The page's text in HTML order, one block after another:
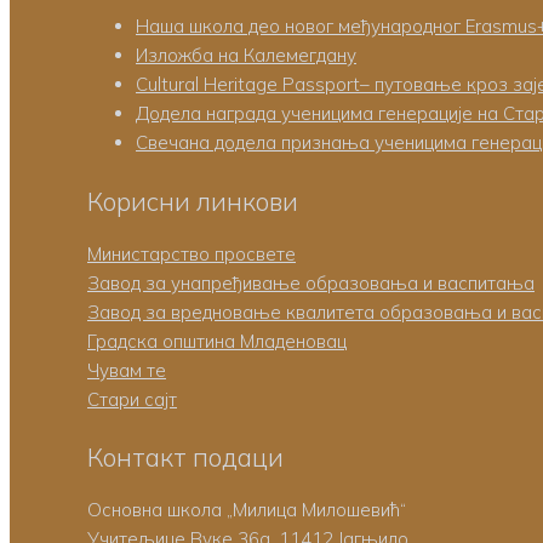
Наша школа део новог међународног Erasmus+
Изложба на Калемегдану
Cultural Heritage Passport– путовање кроз
Додела награда ученицима генерације на
Свечана додела признања ученицима
Корисни линкови
Министарство просвете
Завод за унапређивање образовања и васпитања
Завод за вредновање квалитета образовања и
Градска општина Младеновац
Чувам те
Стари сајт
Контакт подаци
Основна школа „Милица Милошевић“